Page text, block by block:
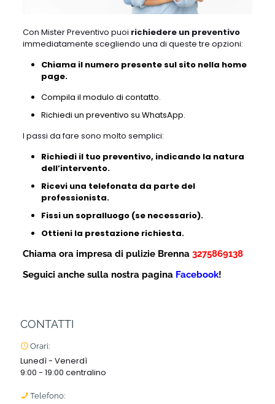
Con Mister Preventivo puoi richiedere un preventivo
immediatamente scegliendo una di queste tre opzioni:
Chiama il numero presente sul sito nella home
page.
Compila il modulo di contatto.
Richiedi un preventivo su WhatsApp.
I passi da fare sono molto semplici:
Richiedi il tuo preventivo, indicando la natura
dell’intervento.
Ricevi una telefonata da parte del
professionista.
Fissi un sopralluogo (se necessario).
Ottieni la prestazione richiesta.
Chiama ora impresa di pulizie Brenna 3275869138
Seguici anche sulla nostra pagina Facebook!
CONTATTI
Orari:
Lunedì - Venerdì
9:00 - 19:00 centralino
Telefono: